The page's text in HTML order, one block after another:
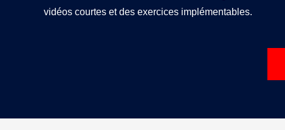
vidéos courtes et des exercices implémentables.